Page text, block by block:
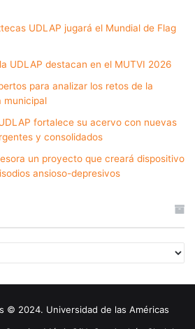
UDLAP jugará el Mundial de Flag
UDLAP destacan en el MUTVI 2026
para analizar los retos de la
municipal
fortalece su acervo con nuevas
y consolidados
un proyecto que creará dispositivo
ansioso-depresivos
© 2024. Universidad de las Américas